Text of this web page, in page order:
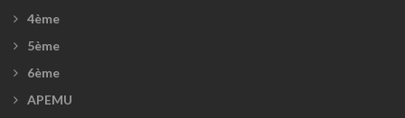
4ème
5ème
6ème
APEMU